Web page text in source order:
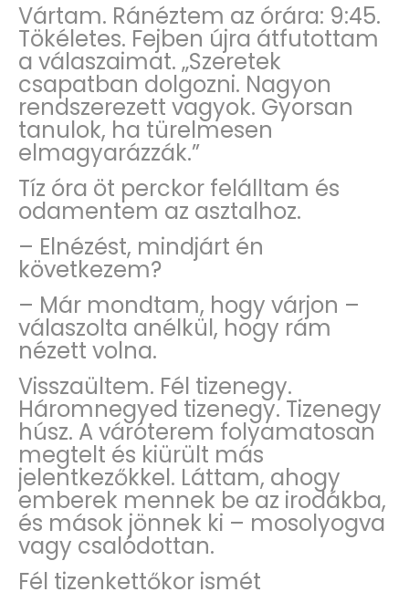
Vártam. Ránéztem az órára: 9:45.
Tökéletes. Fejben újra átfutottam
a válaszaimat. „Szeretek
csapatban dolgozni. Nagyon
rendszerezett vagyok. Gyorsan
tanulok, ha türelmesen
elmagyarázzák.”
Tíz óra öt perckor felálltam és
odamentem az asztalhoz.
– Elnézést, mindjárt én
következem?
– Már mondtam, hogy várjon –
válaszolta anélkül, hogy rám
nézett volna.
Visszaültem. Fél tizenegy.
Háromnegyed tizenegy. Tizenegy
húsz. A váróterem folyamatosan
megtelt és kiürült más
jelentkezőkkel. Láttam, ahogy
emberek mennek be az irodákba,
és mások jönnek ki – mosolyogva
vagy csalódottan.
Fél tizenkettőkor ismét